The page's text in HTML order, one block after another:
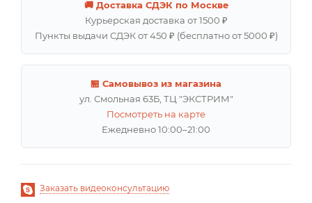
🚚 Доставка СДЭК по Москве
Курьерская доставка от 1500 ₽
Пункты выдачи СДЭК от 450 ₽ (бесплатно от 5000 ₽)
🏪 Самовывоз из магазина
ул. Смольная 63Б, ТЦ "ЭКСТРИМ"
Посмотреть на карте
Ежедневно 10:00–21:00
Заказать видеоконсультацию